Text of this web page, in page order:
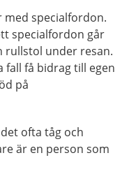
med specialfordon.
specialfordon går
rullstol under resan.
fall få bidrag till egen
på
ofta tåg och
är en person som